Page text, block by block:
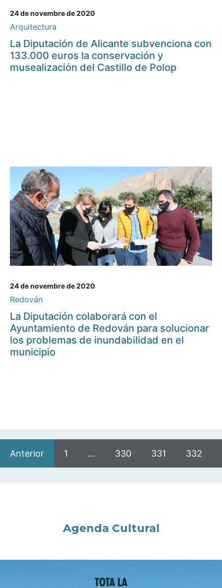
24 de novembre de 2020
Arquitectura
La Diputación de Alicante subvenciona con
133.000 euros la conservación y
musealización del Castillo de Polop
24 de novembre de 2020
Redován
La Diputación colaborará con el
Ayuntamiento de Redován para solucionar
los problemas de inundabilidad en el
municipio
Anterior 1 … 330 331 332
Agenda Cultural